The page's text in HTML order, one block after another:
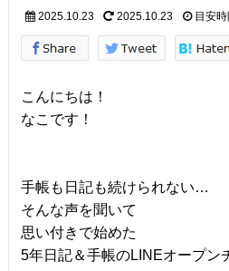
2025.10.23 2025.10.23 目安時
こんにちは！
なこです！
手帳も日記も続けられない…
そんな声を聞いて
思い付きで始めた
5年日記＆手帳のLINEオープン